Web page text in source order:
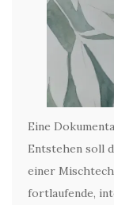
Eine
Entstehen soll
einer
fortlaufende,